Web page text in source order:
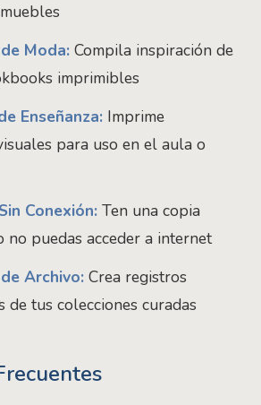
Moda: Compila inspiración de
imprimibles
Enseñanza: Imprime
para uso en el aula o
Conexión: Ten una copia
no puedas acceder a internet
Archivo: Crea registros
de tus colecciones curadas